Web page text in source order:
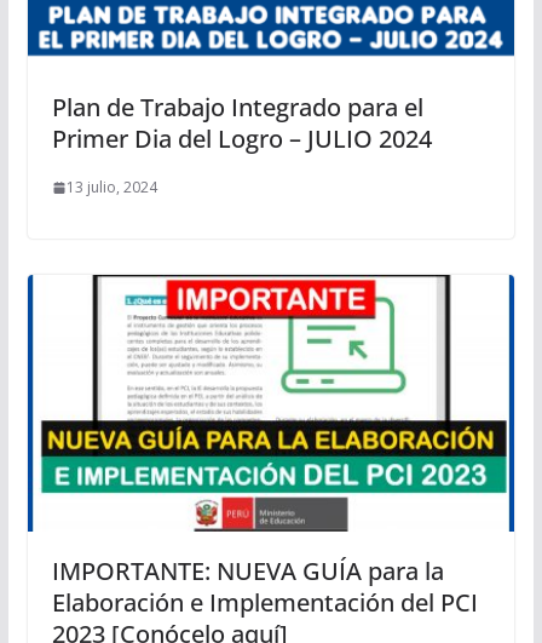
Plan de Trabajo Integrado para el
Primer Dia del Logro – JULIO 2024
13 julio, 2024
IMPORTANTE: NUEVA GUÍA para la
Elaboración e Implementación del PCI
2023 [Conócelo aquí]